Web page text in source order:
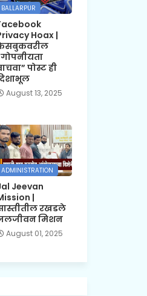
BALLARPUR
Hoax |
पोस्ट ही
August 13, 2025
ADMINISTRATION
Jeevan
|
रखडले
मिशन
August 01, 2025